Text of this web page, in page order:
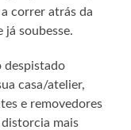
correr atrás da
já soubesse.
despistado
casa/atelier,
e removedores
mais